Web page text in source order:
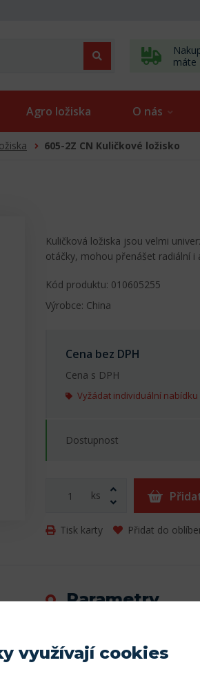
máte
Agro ložiska O nás
605-2Z CN Kuličkové ložisko
Kuličková ložiska jsou velmi
otáčky, mohou přenášet radiální
Kód produktu: 010605255
Výrobce: China
Cena bez DPH
Cena s DPH
Vyžádat individuální nabídku
Dostupnost
ks
Tisk karty Přidat do
Parametry
Vnější průměr (mm)
využívají cookies